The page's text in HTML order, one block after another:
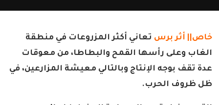
خاص|| أثر برس تعاني أكثر المزروعات في منطقة
الغاب وعلى رأسها القمح والبطاطا، من معوقات
عدة تقف بوجه الإنتاج وبالتالي معيشة المزارعين، في
ظل ظروف الحرب.